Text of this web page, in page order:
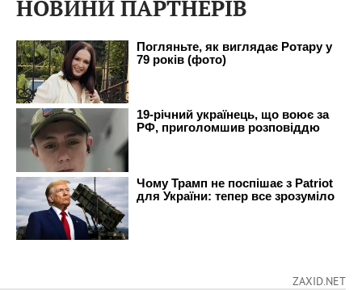
НОВИНИ ПАРТНЕРІВ
ZAXID.NET